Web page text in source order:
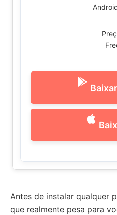
Antes de instalar qualquer
que realmente pesa para